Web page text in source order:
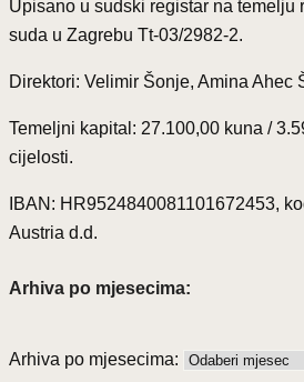
Upisano u sudski registar na temelju
suda u Zagrebu Tt-03/2982-2.
Direktori: Velimir Šonje, Amina Ahec
Temeljni kapital: 27.100,00 kuna /
cijelosti.
IBAN: HR9524840081101672453,
Austria d.d.
Arhiva po mjesecima:
Arhiva po mjesecima: